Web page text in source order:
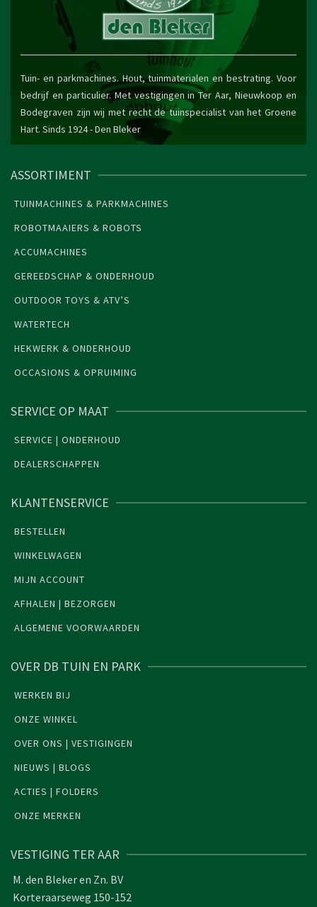
Tuin- en parkmachines. Hout, tuinmaterialen en bestrating. Voor
bedrijf en particulier. Met vestigingen in Ter Aar, Nieuwkoop en
Bodegraven zijn wij met recht de tuinspecialist van het Groene
Hart. Sinds 1924 -Den Bleker
ASSORTIMENT
TUINMACHINES & PARKMACHINES
ROBOTMAAIERS & ROBOTS
ACCUMACHINES
GEREEDSCHAP & ONDERHOUD
OUTDOOR TOYS & ATV’S
WATERTECH
HEKWERK & ONDERHOUD
OCCASIONS & OPRUIMING
SERVICE OP MAAT
SERVICE | ONDERHOUD
DEALERSCHAPPEN
KLANTENSERVICE
BESTELLEN
WINKELWAGEN
MIJN ACCOUNT
AFHALEN | BEZORGEN
ALGEMENE VOORWAARDEN
OVER DB TUIN EN PARK
WERKEN BIJ
ONZE WINKEL
OVER ONS | VESTIGINGEN
NIEUWS | BLOGS
ACTIES | FOLDERS
ONZE MERKEN
VESTIGING TER AAR
M. den Bleker en Zn. BV
Korteraarseweg 150-152